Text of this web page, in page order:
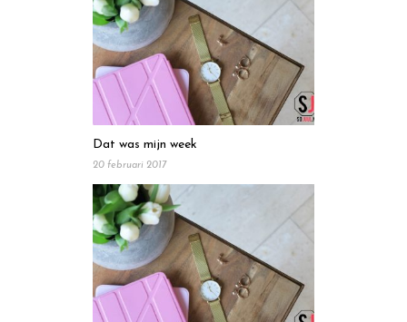
Dat was mijn week
20 februari 2017